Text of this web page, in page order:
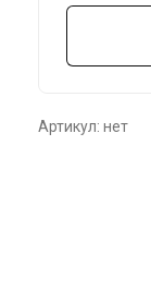
Артикул: нет